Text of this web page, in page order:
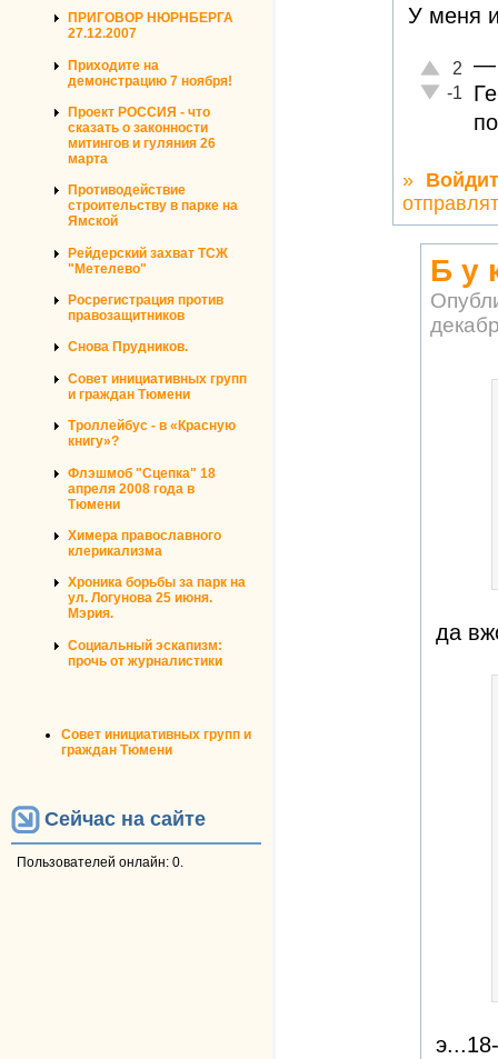
ПРИГОВОР НЮРНБЕРГА
27.12.2007
Приходите на
демонстрацию 7 ноября!
Проект РОССИЯ - что
сказать о законности
митингов и гуляния 26
марта
Противодействие
строительству в парке на
Ямской
Рейдерский захват ТСЖ
"Метелево"
Росрегистрация против
правозащитников
Снова Прудников.
Совет инициативных групп
и граждан Тюмени
Троллейбус - в «Красную
книгу»?
Флэшмоб "Сцепка" 18
апреля 2008 года в
Тюмени
Химера православного
клерикализма
Хроника борьбы за парк на
ул. Логунова 25 июня.
Мэрия.
Социальный эскапизм:
прочь от журналистики
Совет инициативных групп и
граждан Тюмени
Сейчас на сайте
Пользователей онлайн: 0.
У меня
Отлично!
2
-1
—
»
Б у
да